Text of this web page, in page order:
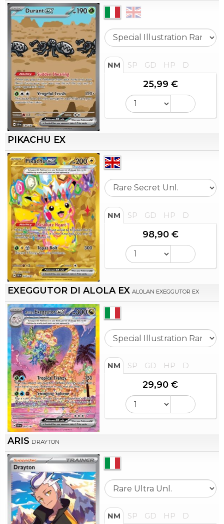
NM SP GD HP D
25,99 €
PIKACHU EX
NM SP GD HP D
98,90 €
EXEGGUTOR DI ALOLA EX ALOLAN EXEGGUTOR EX
NM SP GD HP D
29,90 €
ARIS DRAYTON
NM SP GD HP D